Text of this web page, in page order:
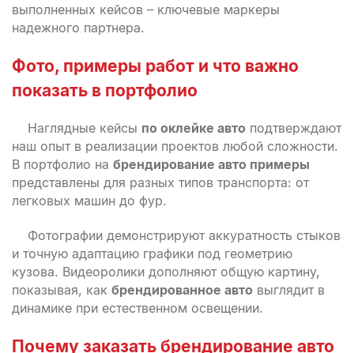
выполненных кейсов – ключевые маркеры
надежного партнера.
Фото, примеры работ и что важно
показать в портфолио
Наглядные кейсы по оклейке авто подтверждают
наш опыт в реализации проектов любой сложности.
В портфолио на брендирование авто примеры
представлены для разных типов транспорта: от
легковых машин до фур.
Фотографии демонстрируют аккуратность стыков
и точную адаптацию графики под геометрию
кузова. Видеоролики дополняют общую картину,
показывая, как брендированное авто выглядит в
динамике при естественном освещении.
Почему заказать брендирование авто